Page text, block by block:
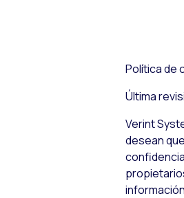
Política de
Última
Verint
desean